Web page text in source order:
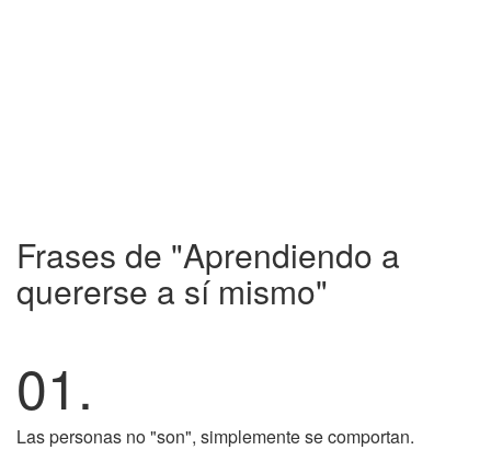
Frases de "Aprendiendo a
quererse a sí mismo"
01.
Las personas no "son", simplemente se comportan.